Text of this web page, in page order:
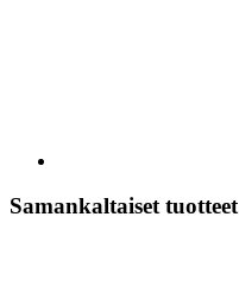
Samankaltaiset tuotteet